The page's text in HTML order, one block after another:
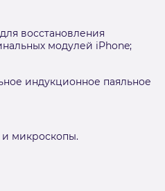
восстановления
модулей iPhone;
индукционное паяльное
микроскопы.